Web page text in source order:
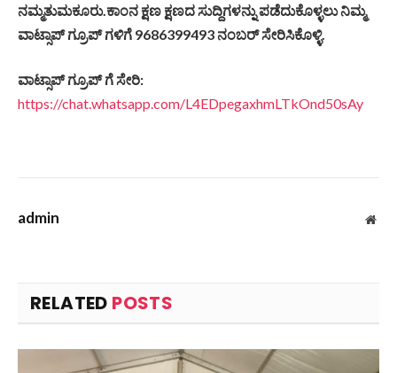
ನಮ್ಮತುಮಕೂರು.ಕಾಂನ ಕ್ಷಣ ಕ್ಷಣದ ಸುದ್ದಿಗಳನ್ನು ಪಡೆದುಕೊಳ್ಳಲು ನಿಮ್ಮ
ವಾಟ್ಸಾಪ್ ಗ್ರೂಪ್ ಗಳಿಗೆ 9686399493 ನಂಬರ್ ಸೇರಿಸಿಕೊಳ್ಳಿ.
ವಾಟ್ಸಾಪ್ ಗ್ರೂಪ್ ಗೆ ಸೇರಿ:
https://chat.whatsapp.com/L4EDpegaxhmLTkOnd50sAy
admin
RELATED POSTS